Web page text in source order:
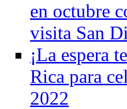
en octubre
visita San
¡La espera
Rica para
2022